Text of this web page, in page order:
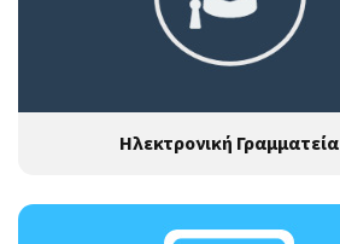
Ηλεκτρονική Γραμματεία